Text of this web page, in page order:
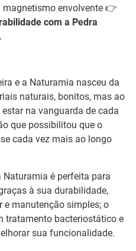
magnetismo envolvente 👉
com a Pedra
e a Naturamia nasceu da
naturais, bonitos, mas ao
na vanguarda de cada
que possibilitou que o
cada vez mais ao longo
Naturamia é perfeita para
à sua durabilidade,
e manutenção simples; o
tratamento bacteriostático e
sua funcionalidade.